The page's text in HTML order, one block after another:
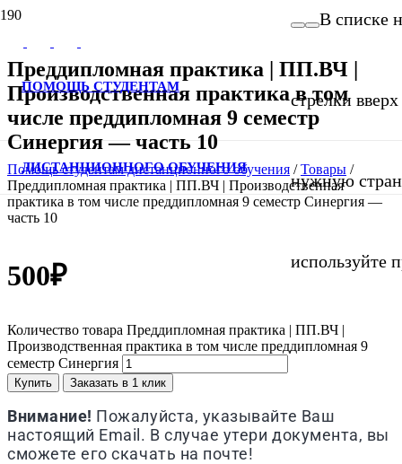
ПОМОЩЬ СТУДЕНТАМ
ДИСТАНЦИОННОГО ОБУЧЕНИЯ
В списке
стрелки
нужную
используйте
Преддипломная практика | ПП.ВЧ |
Производственная практика в том
числе преддипломная 9 семестр
Синергия — часть 10
Помощь студентам дистанционного обучения /Товары /
Преддипломная практика | ПП.ВЧ | Производственная
практика в том числе преддипломная 9 семестр Синергия —
часть 10
500₽
Количество товара Преддипломная практика | ПП.ВЧ |
Производственная практика в том числе преддипломная 9
семестр Синергия
Купить Заказать в 1 клик
Внимание! Пожалуйста, указывайте Ваш
настоящий Email. В случае утери документа, вы
сможете его скачать на почте!